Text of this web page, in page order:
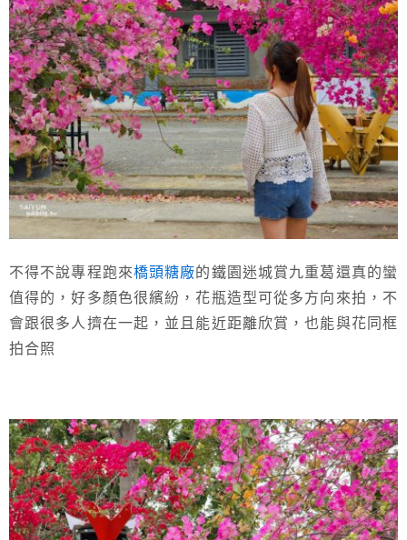
不得不說專程跑來橋頭糖廠的鐵園迷城賞九重葛還真的蠻
值得的，好多顏色很繽紛，花瓶造型可從多方向來拍，不
會跟很多人擠在一起，並且能近距離欣賞，也能與花同框
拍合照